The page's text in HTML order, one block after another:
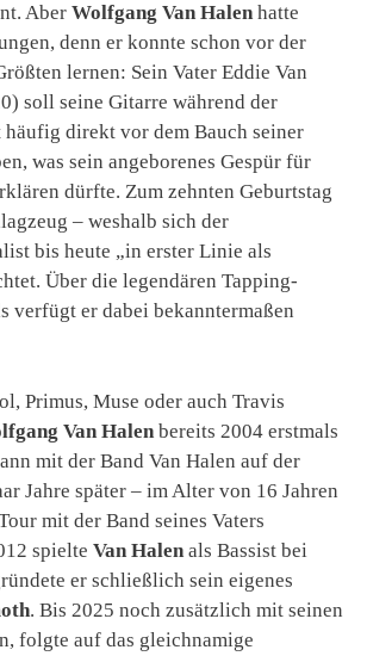
Aber Wolfgang Van Halen hatte
denn er konnte schon vor der
lernen: Sein Vater Eddie Van
soll seine Gitarre während der
häufig direkt vor dem Bauch seiner
was sein angeborenes Gespür für
dürfte. Zum zehnten Geburtstag
– weshalb sich der
bis heute „in erster Linie als
Über die legendären Tapping-
verfügt er dabei bekanntermaßen
Primus, Muse oder auch Travis
Van Halen bereits 2004 erstmals
mit der Band Van Halen auf der
Jahre später – im Alter von 16 Jahren
mit der Band seines Vaters
spielte Van Halen als Bassist bei
er schließlich sein eigenes
. Bis 2025 noch zusätzlich mit seinen
folgte auf das gleichnamige